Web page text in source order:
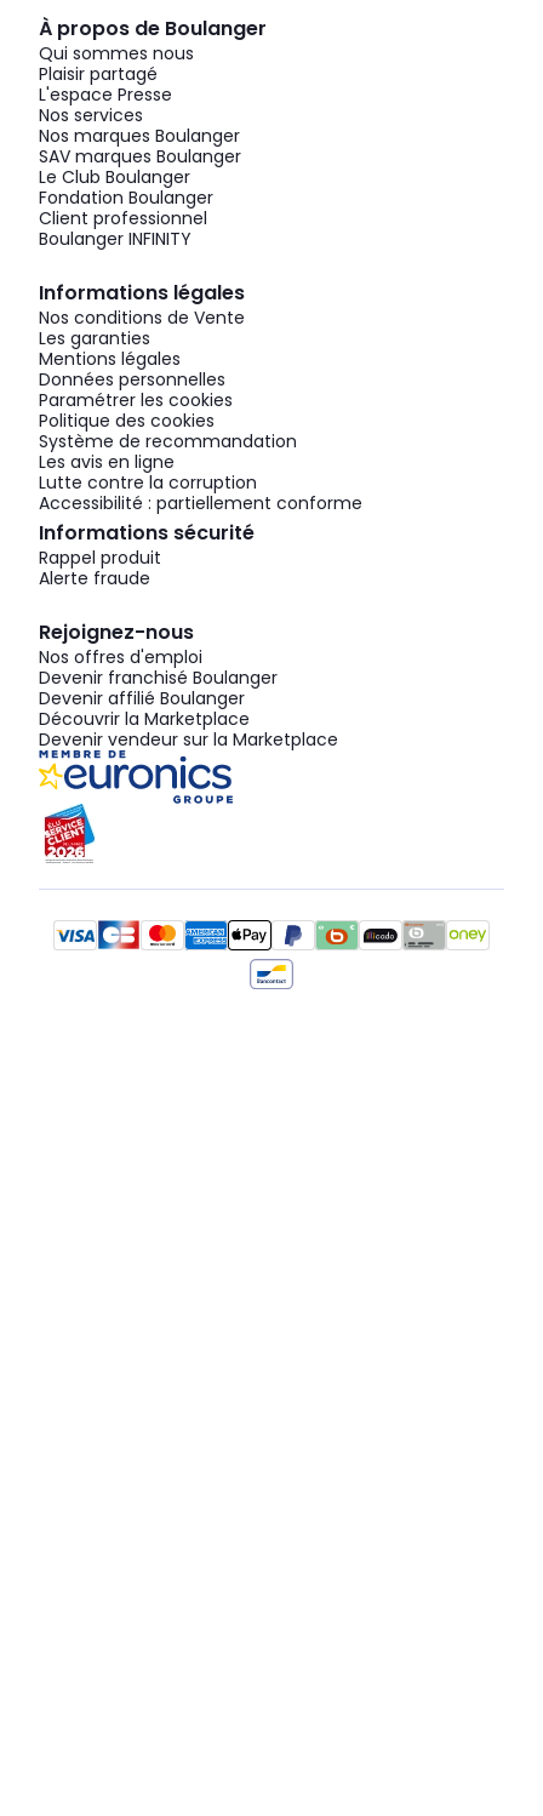
À propos de Boulanger
Qui sommes nous
Plaisir partagé
L'espace Presse
Nos services
Nos marques Boulanger
SAV marques Boulanger
Le Club Boulanger
Fondation Boulanger
Client professionnel
Boulanger INFINITY
Informations légales
Nos conditions de Vente
Les garanties
Mentions légales
Données personnelles
Paramétrer les cookies
Politique des cookies
Système de recommandation
Les avis en ligne
Lutte contre la corruption
Accessibilité : partiellement conforme
Informations sécurité
Rappel produit
Alerte fraude
Rejoignez-nous
Nos offres d'emploi
Devenir franchisé Boulanger
Devenir affilié Boulanger
Découvrir la Marketplace
Devenir vendeur sur la Marketplace